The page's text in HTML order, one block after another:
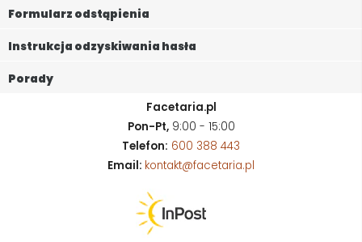
Formularz odstąpienia
Instrukcja odzyskiwania hasła
Porady
Facetaria.pl
Pon-Pt,9:00 - 15:00
Telefon: 600 388 443
Email: kontakt@facetaria.pl